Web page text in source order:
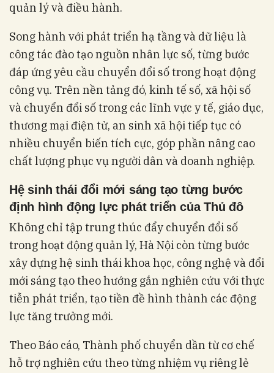
quản lý và điều hành.
Song hành với phát triển hạ tầng và dữ liệu là
công tác đào tạo nguồn nhân lực số, từng bước
đáp ứng yêu cầu chuyển đổi số trong hoạt động
công vụ. Trên nền tảng đó, kinh tế số, xã hội số
và chuyển đổi số trong các lĩnh vực y tế, giáo dục,
thương mại điện tử, an sinh xã hội tiếp tục có
nhiều chuyển biến tích cực, góp phần nâng cao
chất lượng phục vụ người dân và doanh nghiệp.
Hệ sinh thái đổi mới sáng tạo từng bước
định hình động lực phát triển của Thủ đô
Không chỉ tập trung thúc đẩy chuyển đổi số
trong hoạt động quản lý, Hà Nội còn từng bước
xây dựng hệ sinh thái khoa học, công nghệ và đổi
mới sáng tạo theo hướng gắn nghiên cứu với thực
tiễn phát triển, tạo tiền đề hình thành các động
lực tăng trưởng mới.
Theo Báo cáo, Thành phố chuyển dần từ cơ chế
hỗ trợ nghiên cứu theo từng nhiệm vụ riêng lẻ